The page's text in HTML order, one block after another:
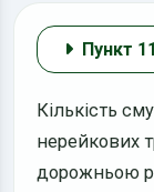
Пункт
Кількість
нерейкових
дорожньою